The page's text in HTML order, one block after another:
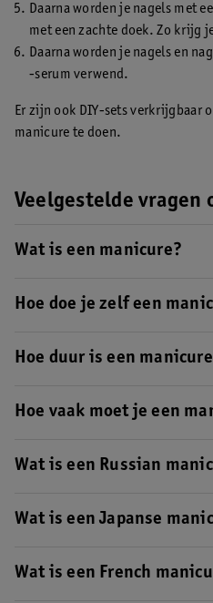
Daarna worden je nagels met
met een zachte doek. Zo krijg
Daarna worden je nagels en
-serum verwend.
Er zijn ook DIY-sets verkrijgbaar
manicure te doen.
Veelgestelde vragen
Wat is een manicure?
verzorgd. Je kan ook zelf een
Hoe doe je zelf een
een badje, scrub je handen en
thuismanicure
Hoe duur is een
bedrag niet uitgeven? Volg dan
Hoe vaak moet je een
nagels en handen.
Wat is een Russian
je nagelriemen. Sommige
Wat is een Japanse
nagelriemen gevoed en glanzend
Wat is een French